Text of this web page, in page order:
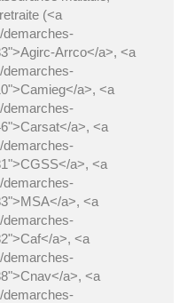
(<a
demarches-
Arrco</a>, <a
demarches-
a>, <a
demarches-
a>, <a
demarches-
a>, <a
demarches-
a>, <a
demarches-
a>, <a
demarches-
a>, <a
demarches-